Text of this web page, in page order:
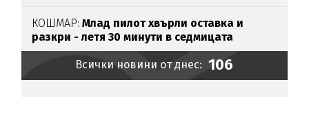
КОШМАР:Млад пилот хвърли оставка и
разкри - летя 30 минути в седмицата
Всички новини от днес: 106